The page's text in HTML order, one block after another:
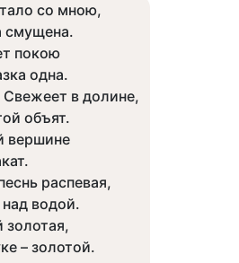
со мною,
смущена.
покою
одна.
в долине,
объят.
вершине
распевая,
водой.
золотая,
– золотой.